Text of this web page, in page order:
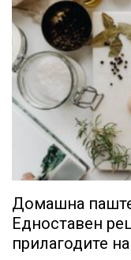
Домашна
Едноставен
прилагодите